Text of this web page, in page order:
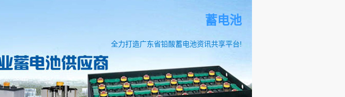
蓄电池
全力打造广东省铅酸蓄电池资讯共享平台!